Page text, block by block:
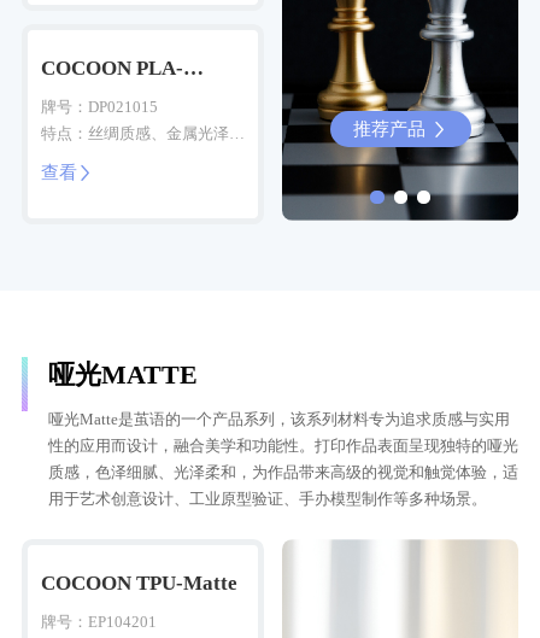
COCOON PLA-
牌号：DP021015
特点：丝绸质感、金属光泽、
层纹隐藏
查看
推荐产品  推荐产品 
哑光MATTE
哑光Matte是茧语的一个产品系列，该系列材料专为追求质感与实用
性的应用而设计，融合美学和功能性。打印作品表面呈现独特的哑光
质感，色泽细腻、光泽柔和，为作品带来高级的视觉和触觉体验，适
用于艺术创意设计、工业原型验证、手办模型制作等多种场景。
COCOON TPU-Matte
牌号：EP104201